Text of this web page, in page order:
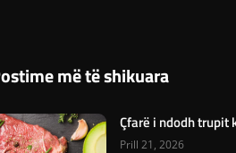
më të shikuara
Çfarë i ndodh trupit
Prill 21, 2026